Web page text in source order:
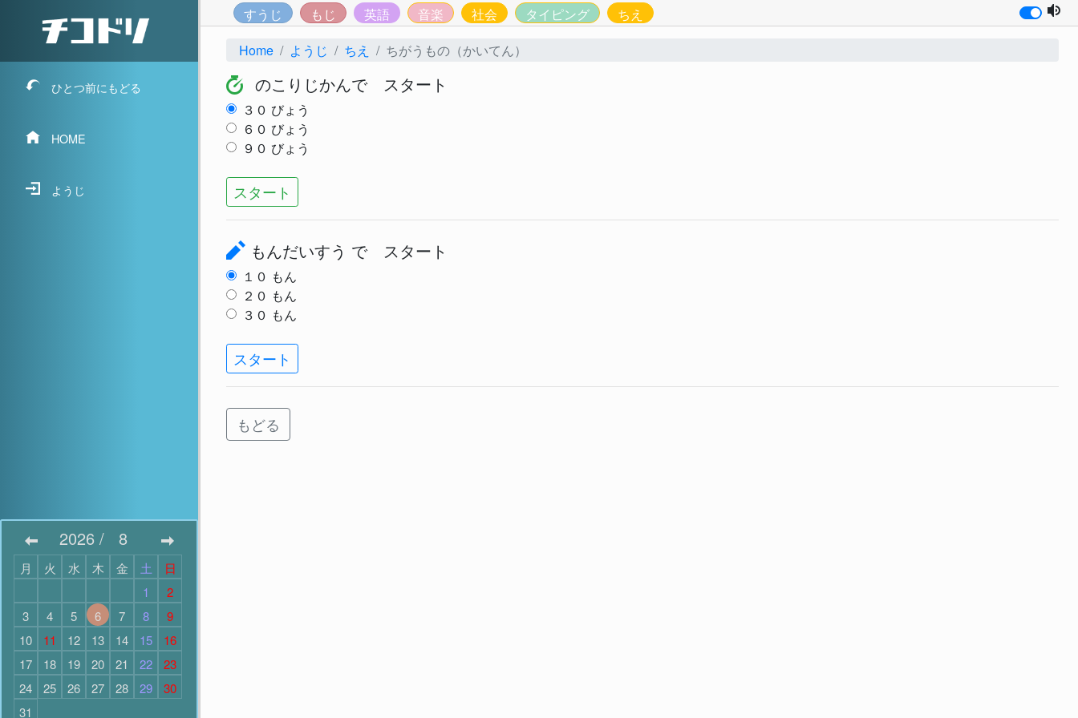
ひとつ前にもどる
HOME
ようじ
2026/ 8
月 火 水 木 金 土
日
1
2
3
4 5 6 7 8
9
10
11 12 13 14 15
16
17
18 19 20 21 22
23
24
25 26 27 28 29
30
31
すうじ もじ 英語 音楽 社会 タイピング
ちえ
Home
ようじ ちえ ちがうもの（かいてん）
のこりじかんで スタート
３０ びょう
６０ びょう
９０ びょう
スタート
もんだいすう で スタート
１０ もん
２０ もん
３０ もん
スタート
もどる